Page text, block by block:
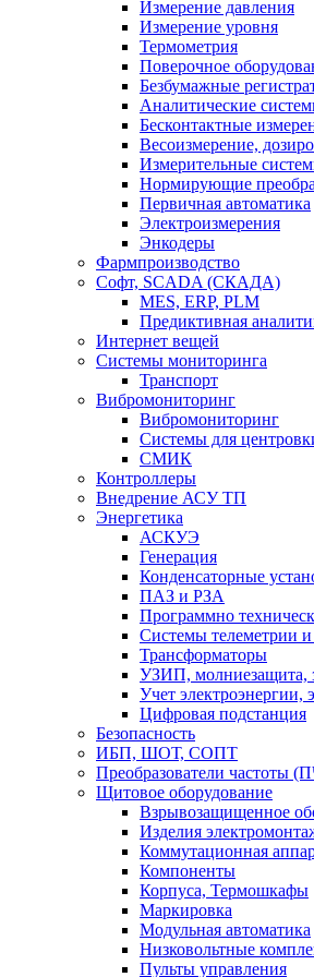
Измерение давления
Измерение уровня
Термометрия
Поверочное
Безбумажные
Аналитические
Бесконтактные
Весоизмерение,
Измерительные
Нормирующие
Первичная автоматика
Электроизмерения
Энкодеры
Фармпроизводство
Софт, SCADA (СКАДА)
MES, ERP, PLM
Предиктивная
Интернет вещей
Системы мониторинга
Транспорт
Вибромониторинг
Вибромониторинг
Системы для
СМИК
Контроллеры
Внедрение АСУ ТП
Энергетика
АСКУЭ
Генерация
Конденсаторные
ПАЗ и РЗА
Программно
Системы телеметрии и
Трансформаторы
УЗИП, молниезащита,
Учет электроэнергии,
Цифровая подстанция
Безопасность
ИБП, ШОТ, СОПТ
Преобразователи частоты
Щитовое оборудование
Взрывозащищенное
Изделия
Коммутационная
Компоненты
Корпуса, Термошкафы
Маркировка
Модульная автоматика
Низковольтные
Пульты управления